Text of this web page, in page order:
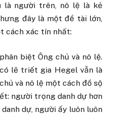
là người trên, nô lệ là kẻ
đây là một đề tài lớn,
cách xác tín nhất:
biệt Ông chủ và nô lệ.
lẽ triết gia Hegel vẫn là
và nô lệ một cách đồ sộ
người trọng danh dự hơn
dự, người ấy luôn luôn